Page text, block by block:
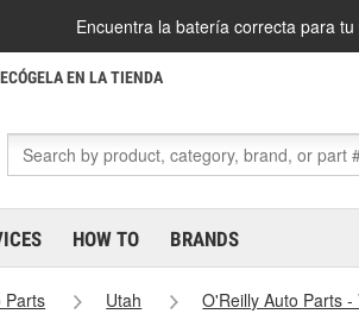
Encuentra la batería correcta para
EN LA TIENDA
HOW TO BRANDS
Parts Utah
O'Reilly Auto Parts